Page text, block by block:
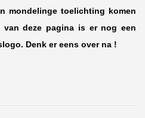
mondelinge toelichting komen
deze pagina is er nog een
Denk er eens over na !